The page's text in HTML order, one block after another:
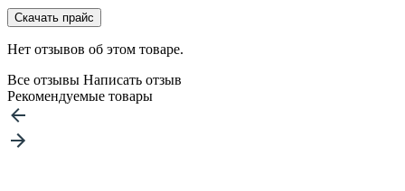
Скачать прайс
Нет отзывов об этом товаре.
Все отзывы Написать отзыв
Рекомендуемые товары